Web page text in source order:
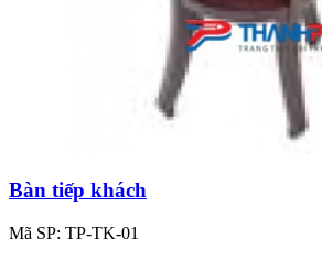
Bàn tiếp khách
Mã SP: TP-TK-01